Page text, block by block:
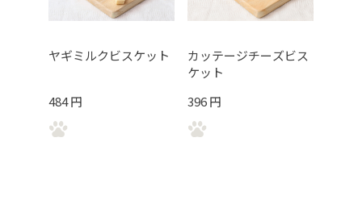
ヤギミルクビスケット
484 円
カッテージチーズビス
ケット
396 円